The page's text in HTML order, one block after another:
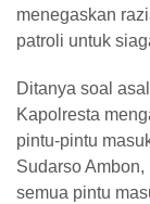
menegaskan
patroli untuk
Ditanya soal
Kapolresta
pintu-pintu
Sudarso
semua pintu